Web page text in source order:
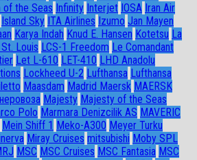
of the Seas Infinity Interjet IOSA Iran Air
Island Sky ITA Airlines Izumo Jan Mayen
Karya Indah Knud E. Hansen Kotetsu La
St. Louis LCS-1 Freedom Le Comandant
Let L-610 LET-410 LHD Anadolu
Lockheed U-2 Lufthansa Lufthansa
Maasdam Madrid Maersk MAERSK
Majesty Majesty of the Seas
Polo Marmara Denizcilik AS MAVERIC
Mein Shiff 1 Meko-A300 Meyer Turku
Miray Cruises mitsubishi Moby SPL
MSC MSC Cruises MSC Fantasia MSC